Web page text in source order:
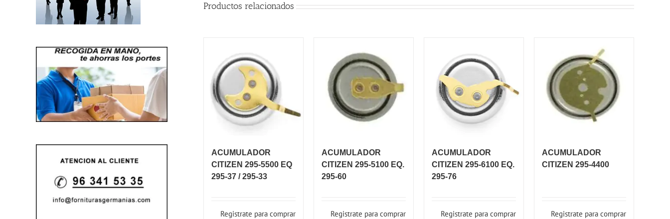
Productos relacionados
ACUMULADOR
CITIZEN 295-5500 EQ
295-37 / 295-33
Registrate para comprar
ACUMULADOR
CITIZEN 295-5100 EQ.
295-60
Registrate para comprar
ACUMULADOR
CITIZEN 295-6100 EQ.
295-76
Registrate para comprar
ACUMULADOR
CITIZEN 295-4400
Registrate para comprar